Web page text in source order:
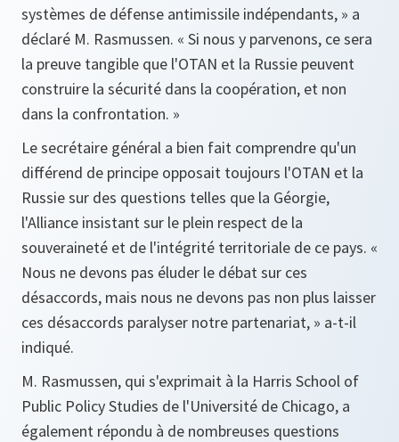
systèmes de défense antimissile indépendants, » a
déclaré M. Rasmussen. « Si nous y parvenons, ce sera
la preuve tangible que l'OTAN et la Russie peuvent
construire la sécurité dans la coopération, et non
dans la confrontation. »
Le secrétaire général a bien fait comprendre qu'un
différend de principe opposait toujours l'OTAN et la
Russie sur des questions telles que la Géorgie,
l'Alliance insistant sur le plein respect de la
souveraineté et de l'intégrité territoriale de ce pays. «
Nous ne devons pas éluder le débat sur ces
désaccords, mais nous ne devons pas non plus laisser
ces désaccords paralyser notre partenariat, » a-t-il
indiqué.
M. Rasmussen, qui s'exprimait à la Harris School of
Public Policy Studies de l'Université de Chicago, a
également répondu à de nombreuses questions